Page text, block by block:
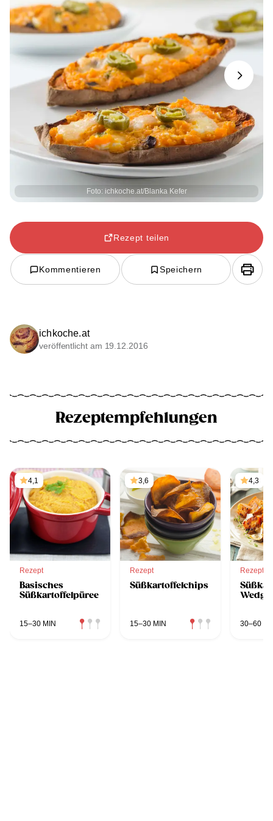
Foto: ichkoche.at/Blanka Kefer
Next
Rezept teilen
Kommentieren Speichern
ichkoche.at
veröffentlicht am 19.12.2016
Rezeptempfehlungen
4,1
Rezept
Basisches
Süßkartoffelpüree
15–30 MIN
3,6
Rezept
Süßkartoffelchips
15–30 MIN
4,3
Rezept
30–60